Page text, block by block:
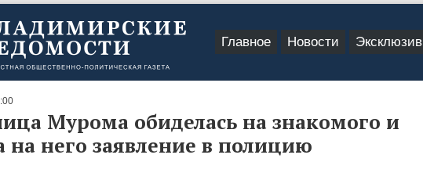
Главное Новости Эксклюзив
Мурома обиделась на знакомого и
на него заявление в полицию